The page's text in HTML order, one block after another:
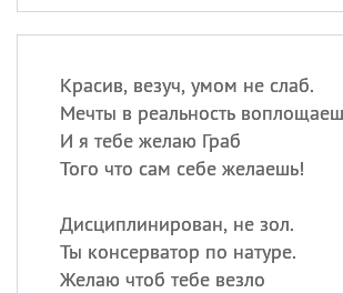
Красив, везуч, умом не слаб.
Мечты в реальность
И я тебе желаю Граб
Того что сам себе желаешь!
Дисциплинирован, не зол.
Ты консерватор по натуре.
Желаю чтоб тебе везло